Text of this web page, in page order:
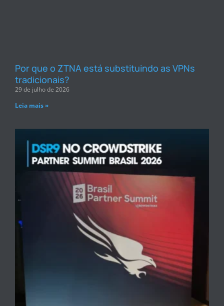
Por que o ZTNA está substituindo as VPNs
tradicionais?
29 de julho de 2026
Leia mais »